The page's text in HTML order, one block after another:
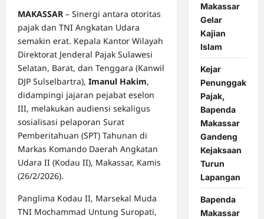
MAKASSAR – Sinergi antara otoritas
pajak dan TNI Angkatan Udara
semakin erat. Kepala Kantor Wilayah
Direktorat Jenderal Pajak Sulawesi
Selatan, Barat, dan Tenggara (Kanwil
DJP Sulselbartra), Imanul Hakim,
didampingi jajaran pejabat eselon
III, melakukan audiensi sekaligus
sosialisasi pelaporan Surat
Pemberitahuan (SPT) Tahunan di
Markas Komando Daerah Angkatan
Udara II (Kodau II), Makassar, Kamis
(26/2/2026).
Panglima Kodau II, Marsekal Muda
TNI Mochammad Untung Suropati,
Makassar
Gelar
Kajian
Islam
Kejar
Penunggak
Pajak,
Bapenda
Makassar
Gandeng
Kejaksaan
Turun
Lapangan
Bapenda
Makassar